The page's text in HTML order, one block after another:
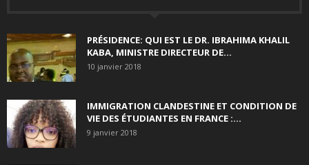
PRÉSIDENCE: QUI EST LE DR. IBRAHIMA KHALIL
KABA, MINISTRE DIRECTEUR DE...
10 janvier 2018
IMMIGRATION CLANDESTINE ET CONDITION DE
VIE DES ÉTUDIANTES EN FRANCE :...
9 janvier 2018